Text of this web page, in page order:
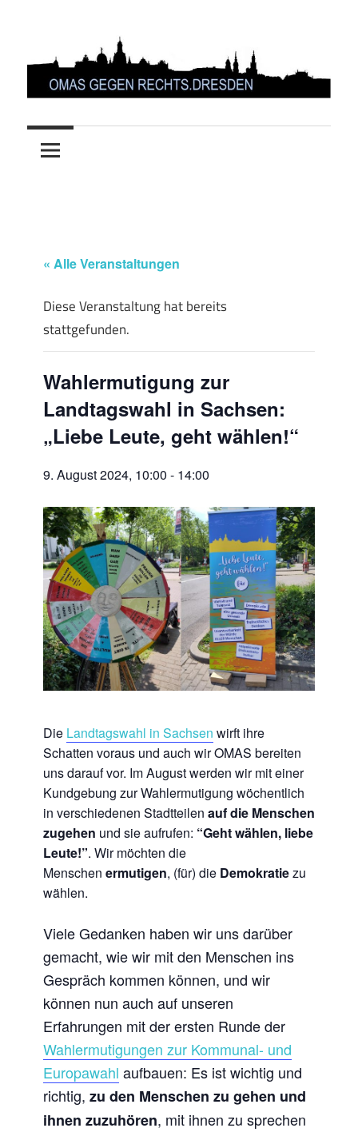
springen
OMAS
GEGEN
« Alle Veranstaltungen
Diese Veranstaltung hat bereits
stattgefunden.
Wahlermutigung zur
Landtagswahl in Sachsen:
„Liebe Leute, geht wählen!“
9. August 2024, 10:00 - 14:00
Die Landtagswahl in Sachsen wirft ihre
Schatten voraus und auch wir OMAS bereiten
uns darauf vor. Im August werden wir mit einer
Kundgebung zur Wahlermutigung wöchentlich
in verschiedenen Stadtteilen auf die Menschen
zugehen und sie aufrufen: “Geht wählen, liebe
Leute!”. Wir möchten die
Menschen ermutigen, (für) die Demokratiezu
wählen.
Viele Gedanken haben wir uns darüber
gemacht, wie wir mit den Menschen ins
Gespräch kommen können, und wir
können nun auch auf unseren
Erfahrungen mit der ersten Runde der
Wahlermutigungen zur Kommunal- und
Europawahl aufbauen: Es ist wichtig und
richtig, zu den Menschen zu gehen und
ihnen zuzuhören, mit ihnen zu sprechen